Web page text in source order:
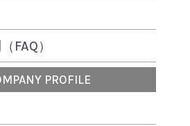
FAQ）
PROFILE